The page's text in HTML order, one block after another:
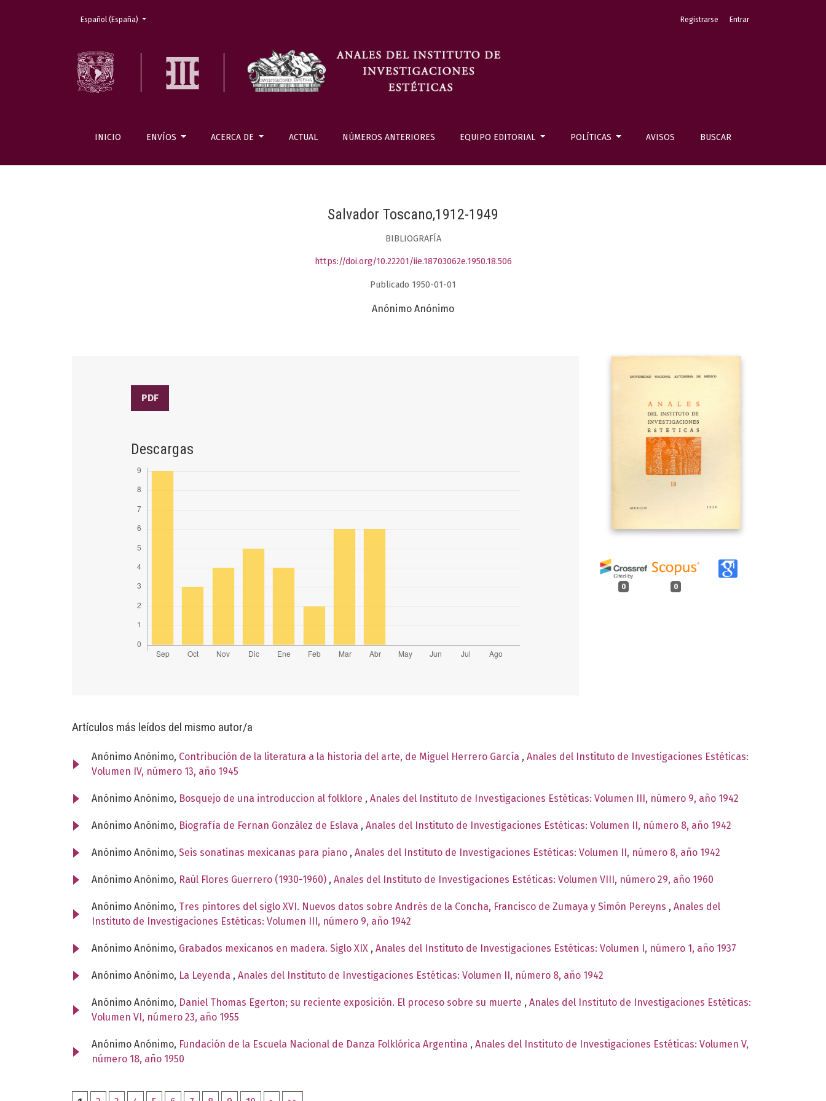
INICIO ENVÍOS ACERCA DE ACTUAL NÚMEROS ANTERIORES EQUIPO EDITORIAL POLÍTICAS AVISOS BUSCAR
Registrarse Entrar
Cambiar el idioma. El actual es:
Español (España)
Salvador Toscano,1912-1949
BIBLIOGRAFÍA
https://doi.org/10.22201/iie.18703062e.1950.18.506
Publicado 1950-01-01
Anónimo Anónimo
0 0
PDF
Descargas
Artículos más leídos del mismo autor/a
Anónimo Anónimo, Contribución de la literatura a la historia del arte, de Miguel Herrero García , Anales del Instituto de Investigaciones Estéticas:
Volumen IV, número 13, año 1945
Anónimo Anónimo, Bosquejo de una introduccion al folklore , Anales del Instituto de Investigaciones Estéticas: Volumen III, número 9, año 1942
Anónimo Anónimo, Biografía de Fernan González de Eslava , Anales del Instituto de Investigaciones Estéticas: Volumen II, número 8, año 1942
Anónimo Anónimo, Seis sonatinas mexicanas para piano , Anales del Instituto de Investigaciones Estéticas: Volumen II, número 8, año 1942
Anónimo Anónimo, Raúl Flores Guerrero (1930-1960) , Anales del Instituto de Investigaciones Estéticas: Volumen VIII, número 29, año 1960
Anónimo Anónimo, Tres pintores del siglo XVI. Nuevos datos sobre Andrés de la Concha, Francisco de Zumaya y Simón Pereyns , Anales del
Instituto de Investigaciones Estéticas: Volumen III, número 9, año 1942
Anónimo Anónimo, Grabados mexicanos en madera. Siglo XIX , Anales del Instituto de Investigaciones Estéticas: Volumen I, número 1, año 1937
Anónimo Anónimo, La Leyenda , Anales del Instituto de Investigaciones Estéticas: Volumen II, número 8, año 1942
Anónimo Anónimo, Daniel Thomas Egerton; su reciente exposición. El proceso sobre su muerte , Anales del Instituto de Investigaciones Estéticas:
Volumen VI, número 23, año 1955
Anónimo Anónimo, Fundación de la Escuela Nacional de Danza Folklórica Argentina , Anales del Instituto de Investigaciones Estéticas: Volumen V,
número 18, año 1950